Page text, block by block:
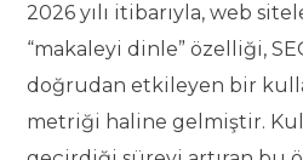
2026 yılı itibarıyla, web
“makaleyi dinle” özelliği,
doğrudan etkileyen bir
metriği haline gelmiştir.